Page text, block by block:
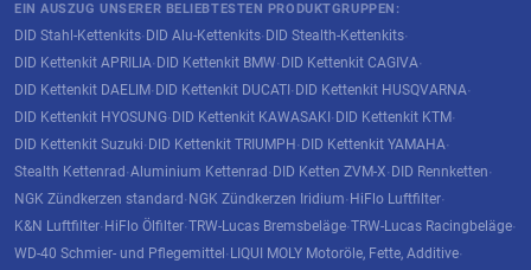
EIN AUSZUG UNSERER BELIEBTESTEN PRODUKTGRUPPEN:
DID Stahl-Kettenkits· DID Alu-Kettenkits· DID Stealth-Kettenkits·
DID Kettenkit APRILIA· DID Kettenkit BMW· DID Kettenkit CAGIVA·
DID Kettenkit DAELIM· DID Kettenkit DUCATI· DID Kettenkit HUSQVARNA·
DID Kettenkit HYOSUNG· DID Kettenkit KAWASAKI· DID Kettenkit KTM·
DID Kettenkit Suzuki· DID Kettenkit TRIUMPH· DID Kettenkit YAMAHA·
Stealth Kettenrad·Aluminium Kettenrad· DID Ketten ZVM-X· DID Rennketten·
NGK Zündkerzen standard· NGK Zündkerzen Iridium· HiFlo Luftfilter·
K&N Luftfilter· HiFlo Ölfilter·TRW-Lucas Bremsbeläge·TRW-Lucas Racingbeläge·
WD-40 Schmier- und Pflegemittel· LIQUI MOLY Motoröle, Fette, Additive·